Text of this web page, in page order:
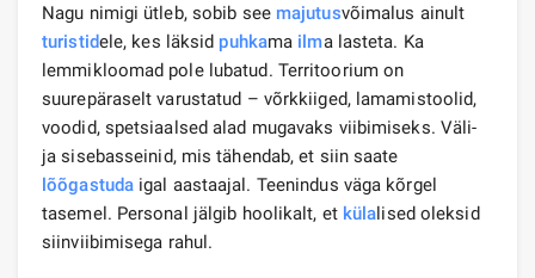
Nagu nimigi ütleb, sobib see majutusvõimalus ainult
turistidele, kes läksid puhkama ilma lasteta. Ka
lemmikloomad pole lubatud. Territoorium on
suurepäraselt varustatud – võrkkiiged, lamamistoolid,
voodid, spetsiaalsed alad mugavaks viibimiseks. Väli-
ja sisebasseinid, mis tähendab, et siin saate
lõõgastuda igal aastaajal. Teenindus väga kõrgel
tasemel. Personal jälgib hoolikalt, et külalised oleksid
siinviibimisega rahul.